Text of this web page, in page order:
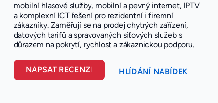
mobilní hlasové služby, mobilní a pevný internet, IPTV
a komplexní ICT řešení pro rezidentní i firemní
zákazníky. Zaměřují se na prodej chytrých zařízení,
datových tarifů a spravovaných síťových služeb s
důrazem na pokrytí, rychlost a zákaznickou podporu.
NAPSAT RECENZI HLÍDÁNÍ NABÍDEK